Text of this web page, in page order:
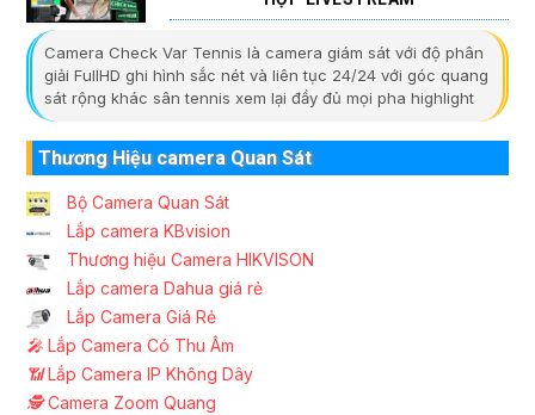
Camera Check Var Tennis là camera giám sát với độ phân
giải FullHD ghi hình sắc nét và liên tục 24/24 với góc quang
sát rộng khác sân tennis xem lại đầy đủ mọi pha highlight
Thương Hiệu camera Quan Sát
Bộ Camera Quan Sát
Lắp camera KBvision
Thương hiệu Camera HIKVISON
Lắp camera Dahua giá rẻ
Lắp Camera Giá Rẻ
️🎤️ Lắp Camera Có Thu Âm
📶Lắp Camera IP Không Dây
🕵️Camera Zoom Quang